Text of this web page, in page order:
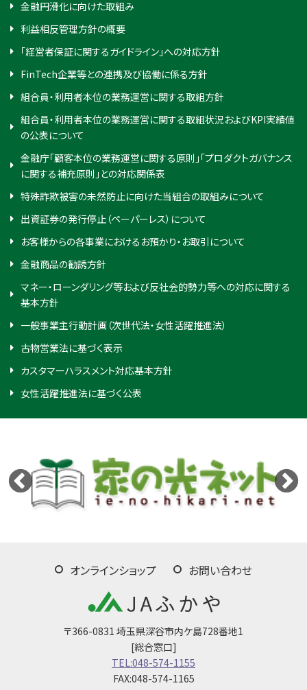
金融円滑化に向けた取組み
利益相反管理方針の概要
「経営者保証に関するガイドライン」への対応方針
FinTech企業等との連携及び協働に係る方針
組合員・利用者本位の業務運営に関する取組方針
組合員・利用者本位の業務運営に関する取組状況およびKPI実績値
の公表について
金融庁「顧客本位の業務運営に関する原則」「プロダクトガバナンス
に関する補充原則」との対応関係表
特殊詐欺被害の未然防止に向けた当組合の取組みについて
出資証券の発行停止（ペーパーレス）について
お客様からの各事業におけるお預かり・お取引について
金融商品の勧誘方針
マネー・ローンダリング等および反社会的勢力等への対応に関する
基本方針
一般事業主行動計画（次世代法・女性活躍推進法）
古物営業法に基づく表示
カスタマーハラスメント対応基本方針
女性活躍推進法に基づく公表
〒366-0831 埼玉県深谷市内ケ島728番地1
[総合窓口]
TEL:048-574-1155
FAX:048-574-1165
オンラインショップ お問い合わせ